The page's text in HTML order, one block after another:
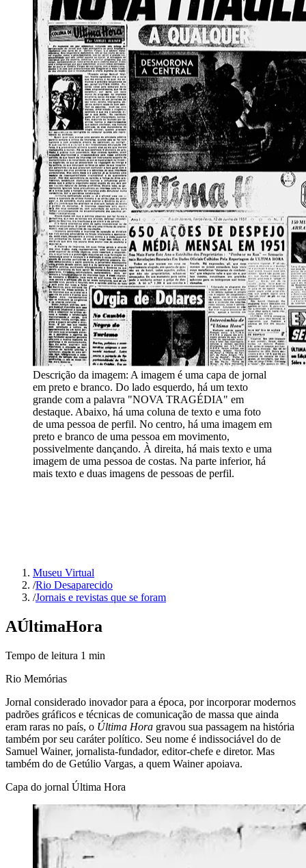
Descrição da imagem: A imagem é uma capa de jornal
em preto e branco. Do lado esquerdo, há um texto
grande com a palavra "NOVA TRAGÉDIA" em
destaque. Abaixo, há uma coluna de texto e uma foto
de uma pessoa de perfil. No centro, há uma imagem em
preto e branco de uma pessoa em movimento,
possivelmente dançando. À direita, há mais texto e uma
imagem de uma pessoa de costas. Na parte inferior, há
mais texto e duas imagens de pessoas de perfil.
Museu Virtual
/Rio Desaparecido
/Jornais e revistas que se foram
AÚltimaHora
Tempo de leitura 1 min
Rio Memórias
Jornal considerado inovador para a época, por incorporar modernos
padrões gráficos e técnicas de comunicação de massa que ainda
eram raras no país, o Última Hora gravou sua passagem na história
também por seu caráter político. Seu nome é indissociável do de
Samuel Wainer, jornalista-fundador, editor-chefe e diretor. Mas
também do de Getúlio Vargas, a quem Wainer apoiava.
Capa do jornal Última Hora